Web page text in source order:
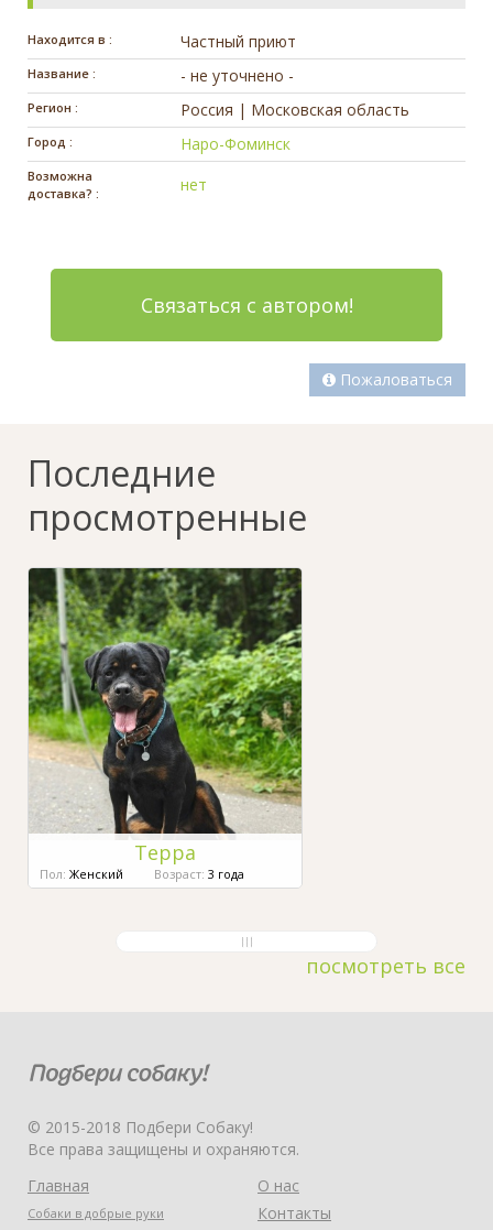
Находится в : Частный приют
Название : - не уточнено -
Регион : Россия | Московская область
Город : Наро-Фоминск
Возможна
доставка? :
нет
Связаться с автором!
Пожаловаться
Последние
просмотренные
Терра
Пол: Женский Возраст: 3 года
посмотреть все
© 2015-2018 Подбери Собаку!
Все права защищены и охраняются.
Главная
Собаки в добрые руки
О нас
Контакты